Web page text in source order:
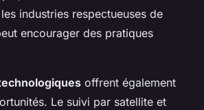
industries respectueuses de
encourager des pratiques
offrent également
Le suivi par satellite et